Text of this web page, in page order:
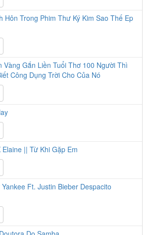
Hôn Trong Phim Thư Ký Kim Sao Thế Ep
Vàng Gắn Liền Tuổi Thơ 100 Người Thì
Công Dụng Trời Cho Của Nó
|| Từ Khi Gặp Em
Ft. Justin Bieber Despacito